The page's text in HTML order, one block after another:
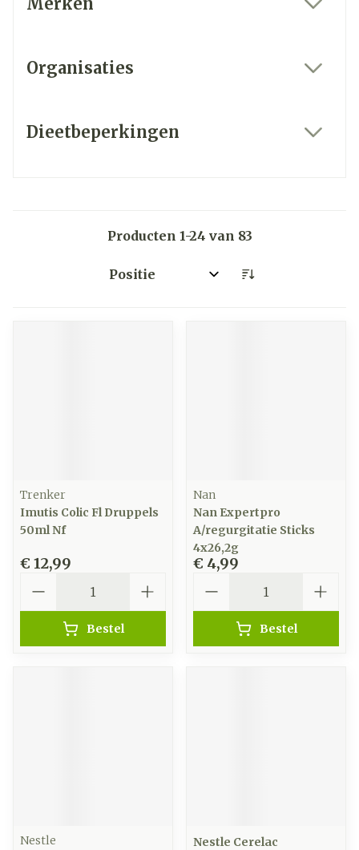
Organisaties
Dieetbeperkingen
Producten 1-24 van 83
Sorteer op:
Trenker
Imutis Colic Fl Druppels
50ml Nf
€ 12,99
Bestel
Nan
Nan Expertpro
A/regurgitatie Sticks
4x26,2g
€ 4,99
Bestel
Nestle
Nestle Cerelac